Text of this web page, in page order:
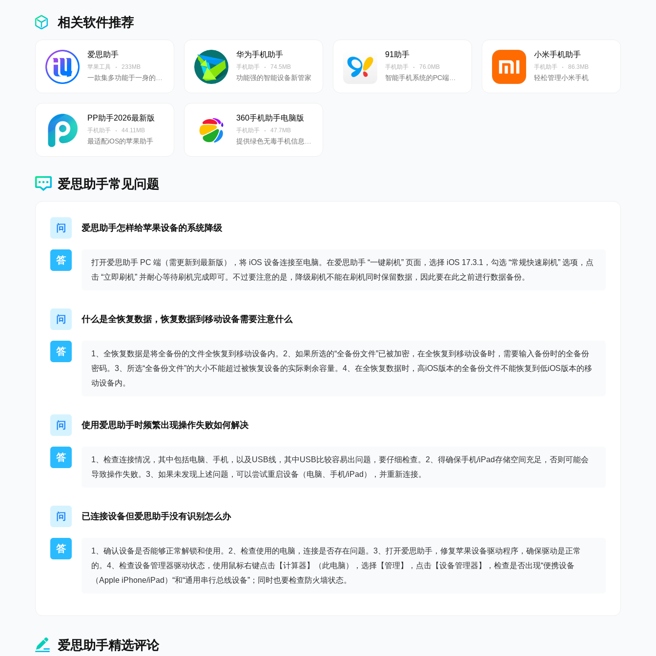
2、优化了下载中心
爱思助手 8.27
1、优化了智能刷机
2、修复部分已和Bug
1、支持i0s18刷机
爱思助手 8.25
爱思助手 8.23
2、优化了设备信息的数据显示
3、修复部分已知Bug
爱思助手 8.22
1、优化了设备详情
爱思助手 8.21
1、实时桌面功能支持iOS 17
2、优化部分功能模块
3、修复部分已知Bug
爱思助手 8.20
2、优化了虚拟定位
3、优化了电池详情
4、优化了打印标签功能
5、修复部分已知的Bug
1、支持iPhone 15系列设备DFU模式连接
2、修复部分已知的Bug
爱思助手 8.18
1、优化了虚拟定位
2、优化了下载中心
爱思助手 8.16
相关软件推荐
爱思助手
苹果工具 233MB
华为手机助手
手机助手 74.5MB
功能强的智能设备新管家
91助手
手机助手 76.0MB
小米手机助手
手机助手 86.3MB
轻松管理小米手机
PP助手2026最新版
手机助手 44.11MB
最适配iOS的苹果助手
360手机助手电脑版
手机助手 47.7MB
爱思助手常见问题
问 爱思助手怎样给苹果设备的系统降级
答
打开爱思助手 PC 端（需更新到最新版），将 iOS 设备连接至电脑。在爱思助手 “一键刷机” 页面，选择 iOS 17.3.1，勾选 “常规快速刷机” 选项，点
击 “立即刷机” 并耐心等待刷机完成即可。不过要注意的是，降级刷机不能在刷机同时保留数据，因此要在此之前进行数据备份。
问 什么是全恢复数据，恢复数据到移动设备需要注意什么
答
1、全恢复数据是将全备份的文件全恢复到移动设备内。2、如果所选的“全备份文件”已被加密，在全恢复到移动设备时，需要输入备份时的全备份
密码。3、所选“全备份文件”的大小不能超过被恢复设备的实际剩余容量。4、在全恢复数据时，高iOS版本的全备份文件不能恢复到低iOS版本的移
动设备内。
问 使用爱思助手时频繁出现操作失败如何解决
答
1、检查连接情况，其中包括电脑、手机，以及USB线，其中USB比较容易出问题，要仔细检查。2、得确保手机/iPad存储空间充足，否则可能会
导致操作失败。3、如果未发现上述问题，可以尝试重启设备（电脑、手机/iPad），并重新连接。
问 已连接设备但爱思助手没有识别怎么办
答
1、确认设备是否能够正常解锁和使用。2、检查使用的电脑，连接是否存在问题。3、打开爱思助手，修复苹果设备驱动程序，确保驱动是正常
的。4、检查设备管理器驱动状态，使用鼠标右键点击【计算器】（此电脑），选择【管理】，点击【设备管理器】，检查是否出现“便携设备
（Apple iPhone/iPad）“和“通用串行总线设备”；同时也要检查防火墙状态。
爱思助手精选评论